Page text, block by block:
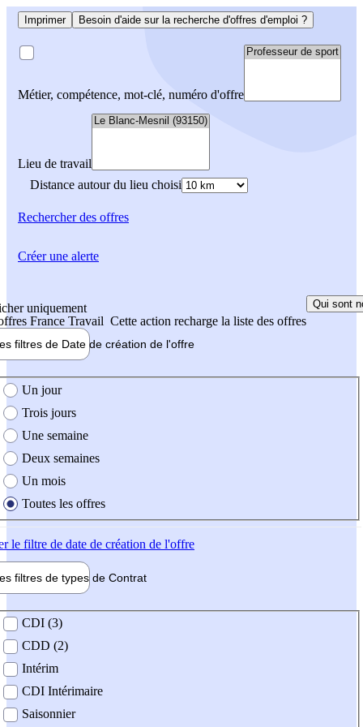
Imprimer Besoin d'aide sur la recherche d'offres d'emploi ?
Métier, compétence, mot-clé, numéro d'offre
Lieu de travail
Distance autour du lieu choisi
Rechercherdes offres
uniquement
France Travail Cette action recharge la liste des offres
Qui sont
filtres de Date de création de l'offre
création de l'offre
Un jour
Trois jours
Une semaine
Deux semaines
Un mois
Toutes les offres
le filtre de date de création de l'offre
filtres de types de Contrat
contrat
CDI (3)
CDD (2)
Intérim
CDI Intérimaire
Saisonnier
Créer une alerte